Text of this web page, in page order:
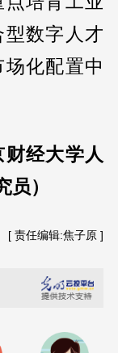
数字人才
化配置中
经大学人
）
[ 责任编辑:焦子原 ]